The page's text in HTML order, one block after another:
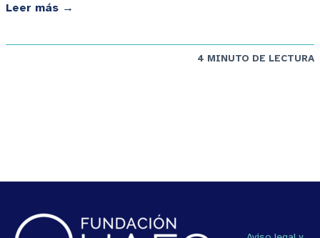
Leer más →
4 MINUTO DE LECTURA